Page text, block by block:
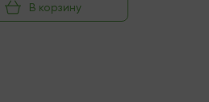
В корзину